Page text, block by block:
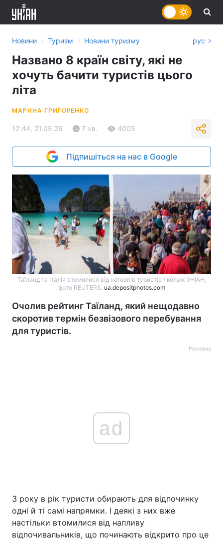
Україна Політика
Економіка Світ
Новини › Туризм › Новини туризму рус
Названо 8 країн світу, які не
хочуть бачити туристів цього
літа
МАРИНА ГРИГОРЕНКО
12:44, 21.05.26 7 хв. 4005
Підпишіться на нас в Google
Таїланд та Італія втомилися від натовпів туристів / колаж УНІАН,
фото REUTERS, ua.depositphotos.com
Очолив рейтинг Таїланд, який нещодавно
скоротив термін безвізового перебування
для туристів.
Реклама
ad
З року в рік туристи обирають для відпочинку
одні й ті самі напрямки. І деякі з них вже
настільки втомилися від напливу
відпочивальників, що починають відкрито про це